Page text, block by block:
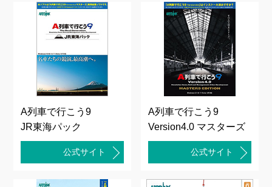
A列車で行こう9
JR東海パック
公式サイト
A列車で行こう9
Version4.0 マスターズ
公式サイト